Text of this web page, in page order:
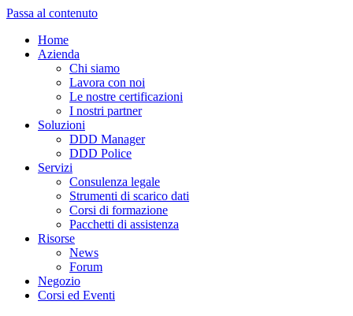
Passa al contenuto
Home
Azienda
Chi siamo
Lavora con noi
Le nostre certificazioni
I nostri partner
Soluzioni
DDD Manager
DDD Police
Servizi
Consulenza legale
Strumenti di scarico dati
Corsi di formazione
Pacchetti di assistenza
Risorse
News
Forum
Negozio
Corsi ed Eventi